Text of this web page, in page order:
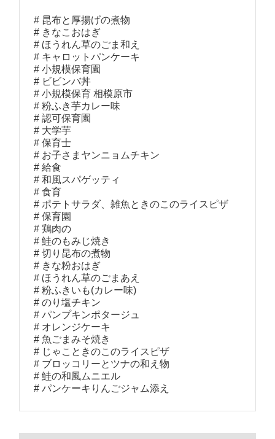
昆布と厚揚げの煮物
きなこおはぎ
ほうれん草のごま和え
キャロットパンケーキ
小規模保育園
ビビンバ丼
小規模保育 相模原市
粉ふき芋カレー味
認可保育園
大学芋
保育士
お子さまヤンニョムチキン
給食
和風スパゲッティ
食育
ポテトサラダ、雑魚ときのこのライスピザ
保育園
鶏肉の
鮭のもみじ焼き
切り昆布の煮物
きな粉おはぎ
ほうれん草のごまあえ
粉ふきいも(カレー味)
のり塩チキン
パンプキンポタージュ
オレンジケーキ
魚ごまみそ焼き
じゃこときのこのライスピザ
ブロッコリーとツナの和え物
鮭の和風ムニエル
パンケーキりんごジャム添え